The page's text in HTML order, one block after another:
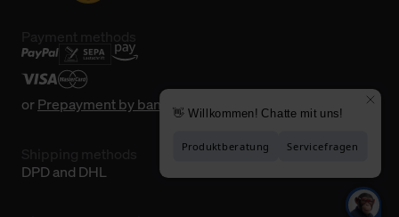
orPrepayment by bank transfer
DPD and DHL